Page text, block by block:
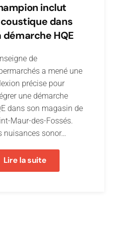
inclut
dans
démarche HQE
de
a mené une
précise pour
une démarche
dans son magasin de
Maur-des-Fossés.
nuisances sonor…
Lire la suite